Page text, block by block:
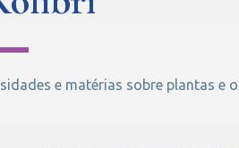
e matérias sobre plantas e